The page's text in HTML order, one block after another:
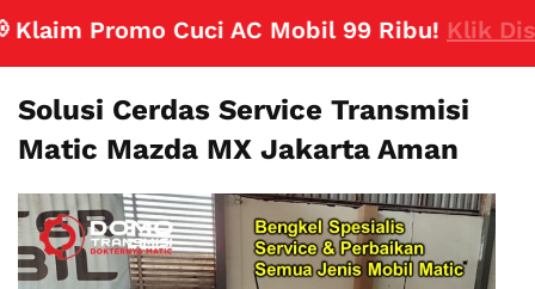
Promo Cuci AC Mobil 99 Ribu!Klik Disini
Solusi Cerdas Service Transmisi
Matic Mazda MX Jakarta Aman